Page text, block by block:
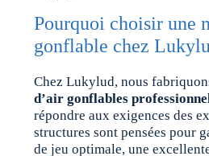
Pourquoi choisir une
gonflable chez
Chez Lukylud, nous
d’air gonflables
répondre aux exigences des
structures sont pensées pour
de jeu optimale, une